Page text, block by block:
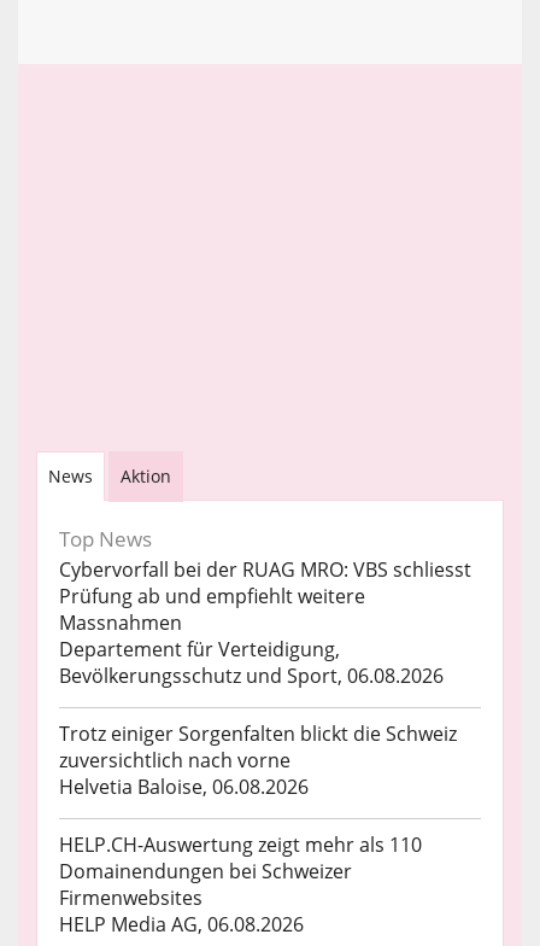
News Aktion
Top News
Cybervorfall bei der RUAG MRO: VBS schliesst
Prüfung ab und empfiehlt weitere
Massnahmen
Departement für Verteidigung,
Bevölkerungsschutz und Sport, 06.08.2026
Trotz einiger Sorgenfalten blickt die Schweiz
zuversichtlich nach vorne
Helvetia Baloise, 06.08.2026
HELP.CH-Auswertung zeigt mehr als 110
Domainendungen bei Schweizer
Firmenwebsites
HELP Media AG, 06.08.2026